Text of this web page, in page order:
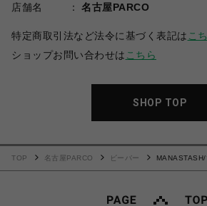
店舗名
名古屋PARCO
特定商取引法など法令に基づく表記は こ
ショップお問い合わせは こちら
SHOP TOP
TOP 名古屋PARCO ビーバー